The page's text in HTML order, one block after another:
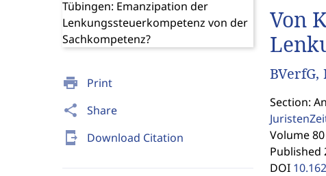
print Print
share Share
send_to_mobile Download Citation
Von
BVerfG,
Section:
Volume
Published
DOI